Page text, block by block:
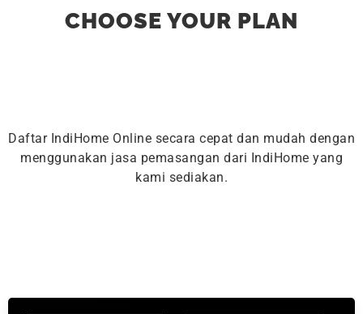
CHOOSE YOUR PLAN
Daftar IndiHome Online secara cepat dan mudah dengan
menggunakan jasa pemasangan dari IndiHome yang
kami sediakan.